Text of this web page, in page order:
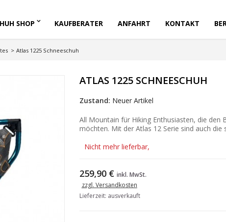
SHOP KAUFBERATER ANFAHRT KONTAKT
> Atlas 1225 Schneeschuh
ATLAS 1225 SCHNEESCHUH
Zustand: Neuer Artikel
All Mountain für Hiking Enthusiasten, die den
möchten. Mit der Atlas 12 Serie sind auch
Nicht mehr lieferbar,
259,90 € inkl. MwSt.
zzgl. Versandkosten
Lieferzeit: ausverkauft